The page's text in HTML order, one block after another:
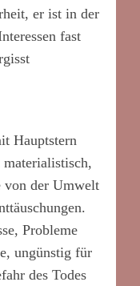
er ist in der
fast
Hauptstern
materialistisch,
von der Umwelt
Probleme
ungünstig für
des Todes